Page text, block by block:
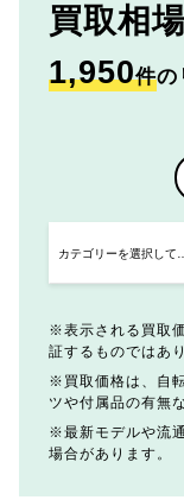
買取相
1,950件の
表示される買取
証するものではあ
買取価格は、自
ツや付属品の有無
最新モデルや流
場合があります。